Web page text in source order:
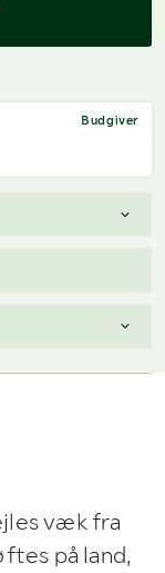
Budgiver
betalt for
adgang til
(inden for
på7220 7035eller
fra Payex til din e-
væk fra
på land,